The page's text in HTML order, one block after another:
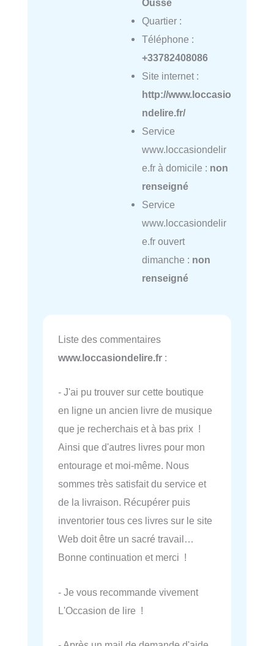
Ousse
Quartier :
Téléphone :
+33782408086
Site internet :
http://www.loccasio
ndelire.fr/
Service
www.loccasiondelir
e.fr à domicile : non
renseigné
Service
www.loccasiondelir
e.fr ouvert
dimanche : non
renseigné
Liste des commentaires
www.loccasiondelire.fr :
- J'ai pu trouver sur cette boutique
en ligne un ancien livre de musique
que je recherchais et à bas prix !
Ainsi que d'autres livres pour mon
entourage et moi-même. Nous
sommes très satisfait du service et
de la livraison. Récupérer puis
inventorier tous ces livres sur le site
Web doit être un sacré travail…
Bonne continuation et merci !
- Je vous recommande vivement
L'Occasion de lire !